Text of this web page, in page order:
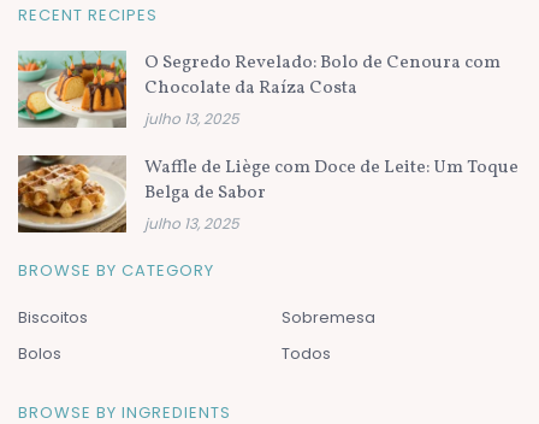
RECENT RECIPES
O Segredo Revelado: Bolo de Cenoura com
Chocolate da Raíza Costa
julho 13, 2025
Waffle de Liège com Doce de Leite: Um Toque
Belga de Sabor
julho 13, 2025
BROWSE BY CATEGORY
Biscoitos
Bolos
Sobremesa
Todos
BROWSE BY INGREDIENTS